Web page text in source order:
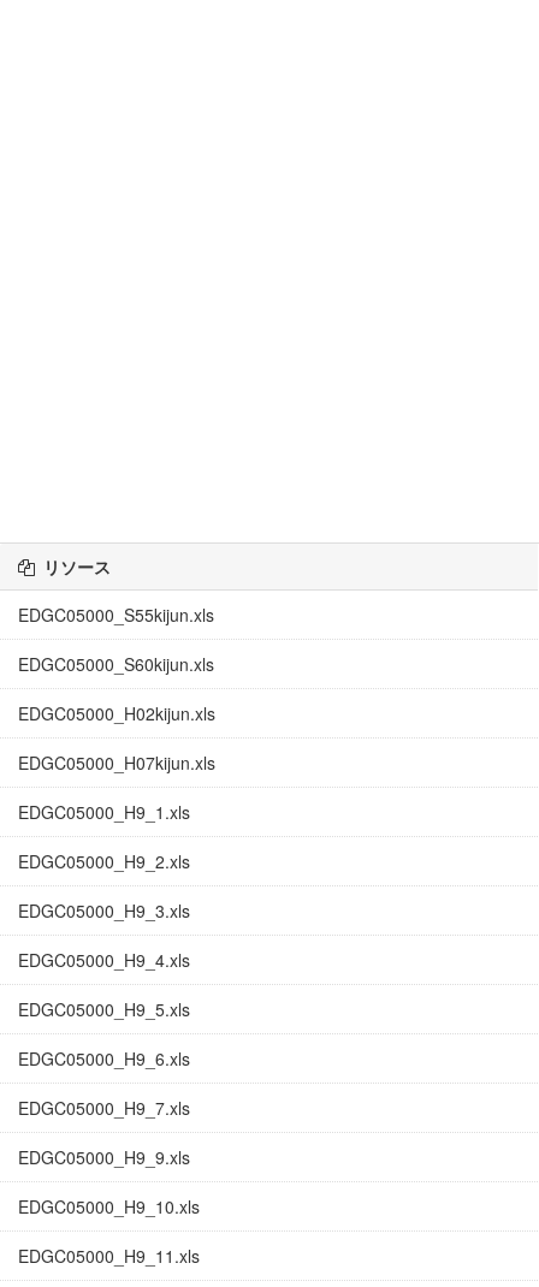
リソース
EDGC05000_S55kijun.xls
EDGC05000_S60kijun.xls
EDGC05000_H02kijun.xls
EDGC05000_H07kijun.xls
EDGC05000_H9_1.xls
EDGC05000_H9_2.xls
EDGC05000_H9_3.xls
EDGC05000_H9_4.xls
EDGC05000_H9_5.xls
EDGC05000_H9_6.xls
EDGC05000_H9_7.xls
EDGC05000_H9_9.xls
EDGC05000_H9_10.xls
EDGC05000_H9_11.xls